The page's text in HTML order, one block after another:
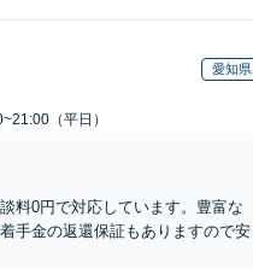
愛知県
（平日）
料0円で対応しています。豊富な
手金の返還保証もありますので安